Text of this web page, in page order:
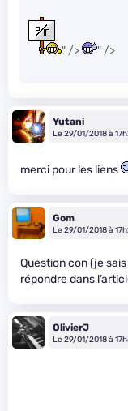
" /> " />
Yutani
Le 29/01/2018 à
merci pour les liens
Gom
Le 29/01/2018 à
Question con (je
répondre dans
OlivierJ
Le 29/01/2018 à